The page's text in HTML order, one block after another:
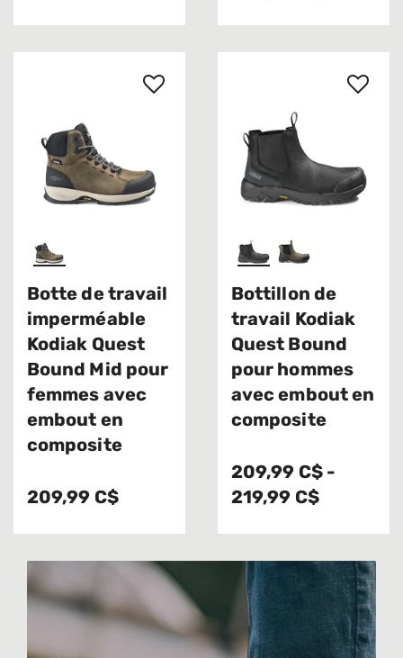
Botte de travail
imperméable
Kodiak Quest
Bound Mid pour
femmes avec
embout en
composite
209,99 C$
Bottillon de
travail Kodiak
Quest Bound
pour hommes
avec embout en
composite
209,99 C$ -
219,99 C$